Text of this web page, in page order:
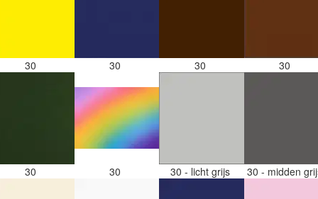
30 30 30 30
30 30 30 - licht grijs 30 - midden